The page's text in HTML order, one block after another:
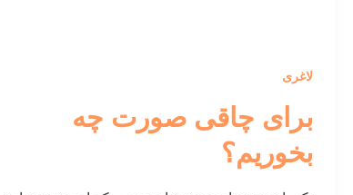
لاغری
برای چاقی صورت چه
بخوریم؟